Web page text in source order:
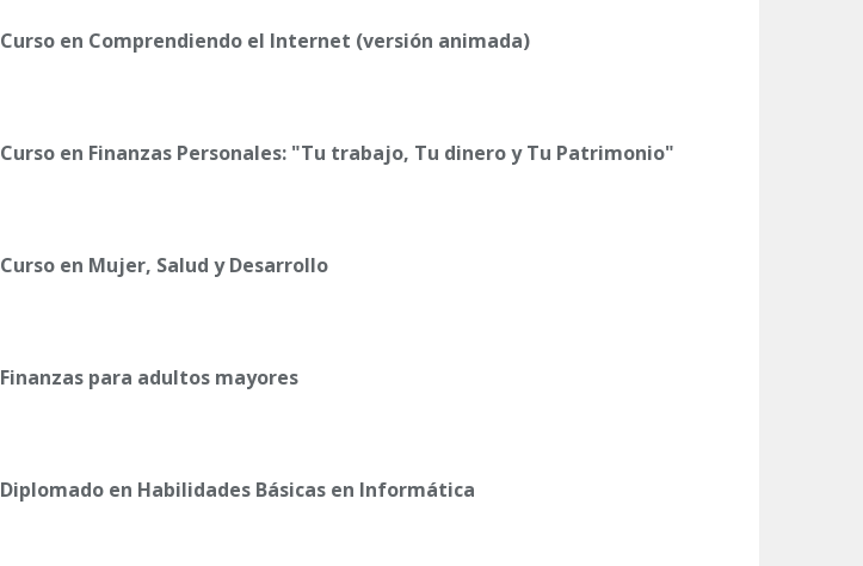
Curso en Comprendiendo el Internet (versión animada)
Curso en Finanzas Personales: "Tu trabajo, Tu dinero y Tu Patrimonio"
Curso en Mujer, Salud y Desarrollo
Finanzas para adultos mayores
Diplomado en Habilidades Básicas en Informática